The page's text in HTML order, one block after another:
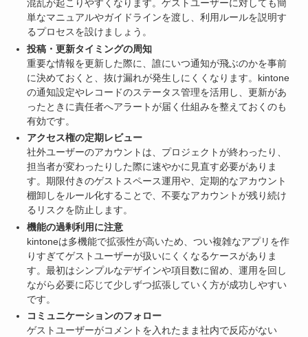
混乱が起こりやすくなります。ゲストユーザーに対しても簡
単なマニュアルやガイドラインを渡し、利用ルールを説明す
るプロセスを設けましょう。
投稿・更新タイミングの周知
重要な情報を更新した際に、誰にいつ通知が飛ぶのかを事前
に決めておくと、抜け漏れが発生しにくくなります。kintone
の通知設定やレコードのステータス管理を活用し、更新があ
ったときに責任者へアラートが届く仕組みを整えておくのも
有効です。
アクセス権の定期レビュー
社外ユーザーのアカウントは、プロジェクトが終わったり、
担当者が変わったりした際に速やかに見直す必要がありま
す。期限付きのゲストスペース運用や、定期的なアカウント
棚卸しをルール化することで、不要なアカウントが残り続け
るリスクを防止します。
機能の過剰利用に注意
kintoneは多機能で拡張性が高いため、つい複雑なアプリを作
りすぎてゲストユーザーが扱いにくくなるケースがありま
す。最初はシンプルなデザインや項目数に留め、運用を回し
ながら必要に応じて少しずつ拡張していく方が成功しやすい
です。
コミュニケーションのフォロー
ゲストユーザーがコメントを入れたまま社内で反応がない